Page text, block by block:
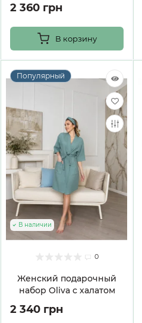
2 360 грн
В корзину
Популярный
0
Женский подарочный
набор Oliva с халатом
В наличии
2 340 грн